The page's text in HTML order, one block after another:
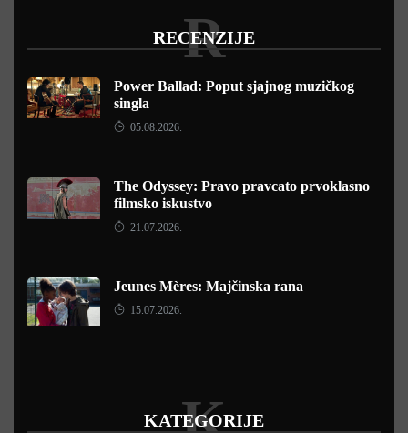
RECENZIJE
R
Power Ballad: Poput sjajnog muzičkog
singla
05.08.2026.
The Odyssey: Pravo pravcato prvoklasno
filmsko iskustvo
21.07.2026.
Jeunes Mères: Majčinska rana
15.07.2026.
KATEGORIJE